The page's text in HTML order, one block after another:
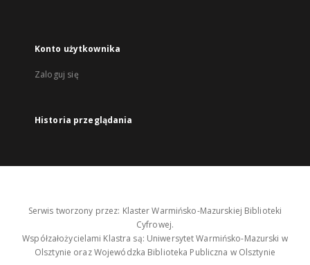
Konto użytkownika
Zaloguj się
Historia przeglądania
Serwis tworzony przez: Klaster Warmińsko-Mazurskiej Biblioteki
Cyfrowej.
Współzałożycielami Klastra są: Uniwersytet Warmińsko-Mazurski w
Olsztynie oraz Wojewódzka Biblioteka Publiczna w Olsztynie